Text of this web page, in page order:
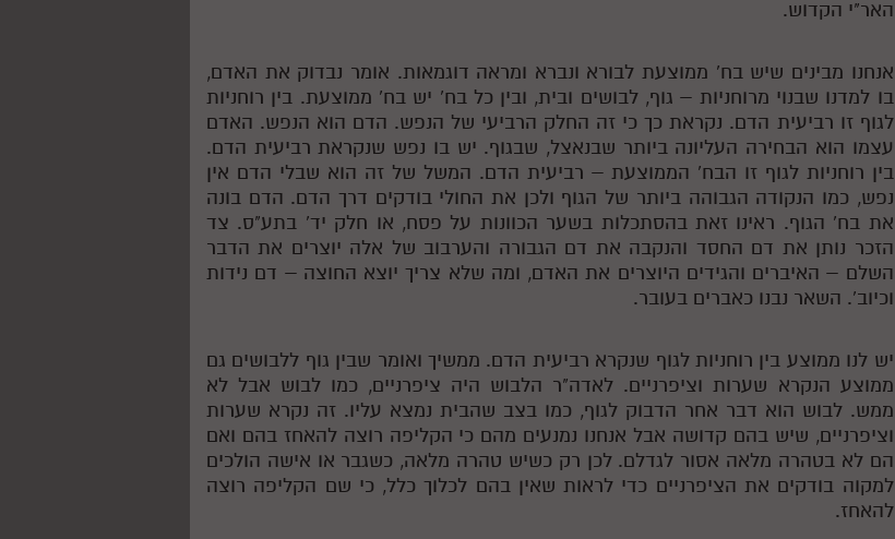
האר"י הקדוש.
אנחנו מבינים שיש בח' ממוצעת לבורא ונברא ומראה דוגמאות. אומר נבדוק את האדם,
בו למדנו שבנוי מרוחניות – גוף, לבושים ובית, ובין כל בח' יש בח' ממוצעת. בין רוחניות
לגוף זו רביעית הדם. נקראת כך כי זה החלק הרביעי של הנפש. הדם הוא הנפש. האדם
עצמו הוא הבחירה העליונה ביותר שבנאצל, שבגוף. יש בו נפש שנקראת רביעית הדם.
בין רוחניות לגוף זו הבח' הממוצעת – רביעית הדם. המשל של זה הוא שבלי הדם אין
נפש, כמו הנקודה הגבוהה ביותר של הגוף ולכן את החולי בודקים דרך הדם. הדם בונה
את בח' הגוף. ראינו זאת בהסתכלות בשער הכוונות על פסח, או חלק יד' בתע"ס. צד
הזכר נותן את דם החסד והנקבה את דם הגבורה והערבוב של אלה יוצרים את הדבר
השלם – האיברים והגידים היוצרים את האדם, ומה שלא צריך יוצא החוצה – דם נידות
וכיוב'. השאר נבנו כאברים בעובר.
יש לנו ממוצע בין רוחניות לגוף שנקרא רביעית הדם. ממשיך ואומר שבין גוף ללבושים גם
ממוצע הנקרא שערות וציפרניים. לאדה"ר הלבוש היה ציפרניים, כמו לבוש אבל לא
ממש. לבוש הוא דבר אחר הדבוק לגוף, כמו בצב שהבית נמצא עליו. זה נקרא שערות
וציפרניים, שיש בהם קדושה אבל אנחנו נמנעים מהם כי הקליפה רוצה להאחז בהם ואם
הם לא בטהרה מלאה אסור לגדלם. לכן רק כשיש טהרה מלאה, כשגבר או אישה הולכים
למקוה בודקים את הציפרניים כדי לראות שאין בהם לכלוך כלל, כי שם הקליפה רוצה
להאחז.